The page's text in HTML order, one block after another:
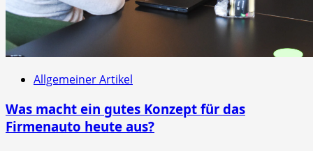
Allgemeiner Artikel
Was macht ein gutes Konzept für das
Firmenauto heute aus?